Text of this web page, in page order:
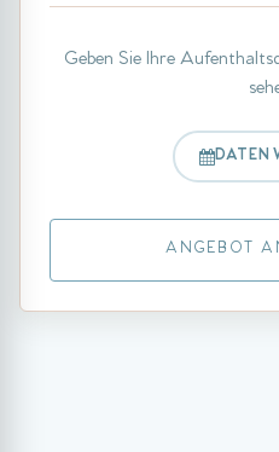
Geben Sie Ihre
DATEN
ANGEBOT